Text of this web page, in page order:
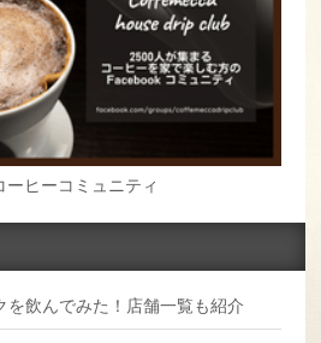
ヒーコミュニティ
を飲んでみた！店舗一覧も紹介